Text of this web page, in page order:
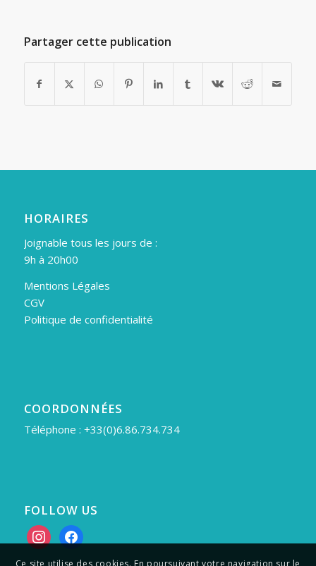
Partager cette publication
HORAIRES
Joignable tous les jours de :
9h à 20h00
Mentions Légales
CGV
Politique de confidentialité
COORDONNÉES
Téléphone : +33(0)6.86.734.734
FOLLOW US
instagramfacebook
Ce site utilise des cookies. En poursuivant votre navigation sur le